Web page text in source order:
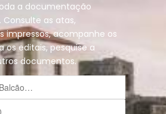
a documentação
Consulte as atas,
impressos, acompanhe os
os editais, pesquise a
documentos.